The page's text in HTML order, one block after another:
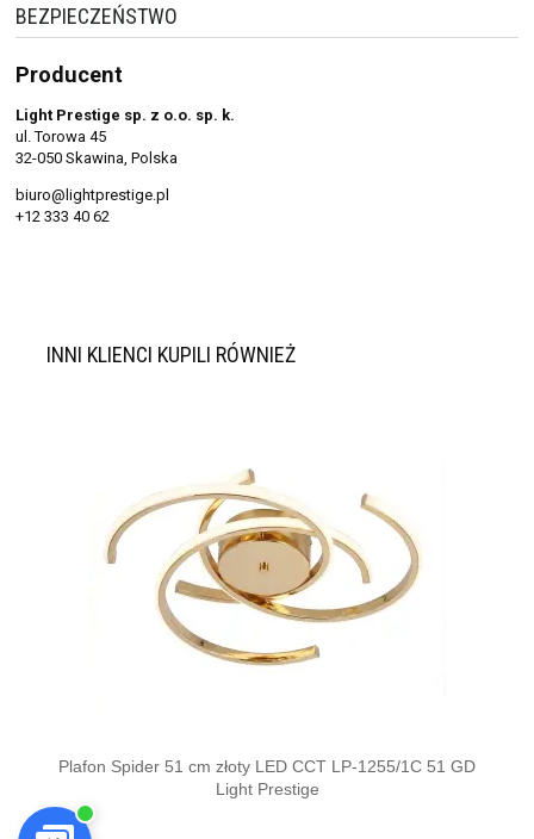
BEZPIECZEŃSTWO
Producent
Light Prestige sp. z o.o. sp. k.
ul. Torowa 45
32-050 Skawina, Polska
biuro@lightprestige.pl
+12 333 40 62
INNI KLIENCI KUPILI RÓWNIEŻ
Plafon Spider 51 cm złoty LED CCT LP-1255/1C 51 GD
Light Prestige